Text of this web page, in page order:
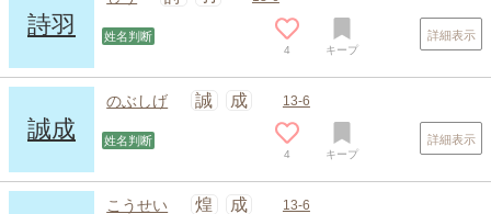
詩羽 姓名判断
4 キープ
詳細表示
誠成
のぶしげ 誠 成 13-6
姓名判断
4 キープ
詳細表示
こうせい 煌 成 13-6